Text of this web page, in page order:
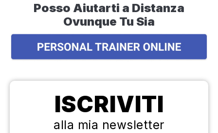
Posso Aiutarti a Distanza
Ovunque Tu Sia
ISCRIVITI
alla mia newsletter